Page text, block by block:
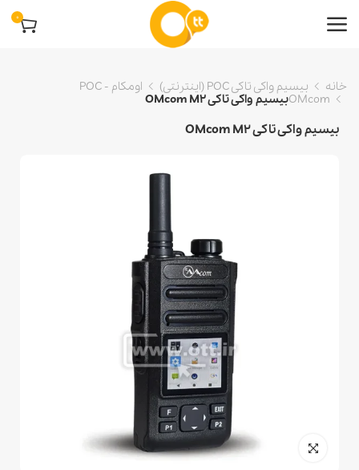
0
خانه بیسیم واکی تاکی POC (اینترنتی)
اومکام POC -
OMcomبیسیم واکی تاکی OMcom M2
بیسیم واکی تاکی OMcom M2